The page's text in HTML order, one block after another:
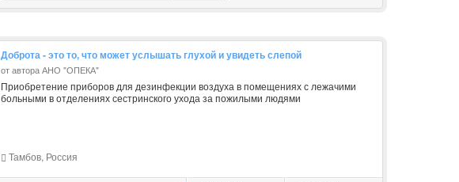
Доброта - это то, что может услышать глухой и увидеть слепой
от автора АНО "ОПЕКА"
Приобретение приборов для дезинфекции воздуха в помещениях с лежачими
больными в отделениях сестринского ухода за пожилыми людями
Тамбов, Россия